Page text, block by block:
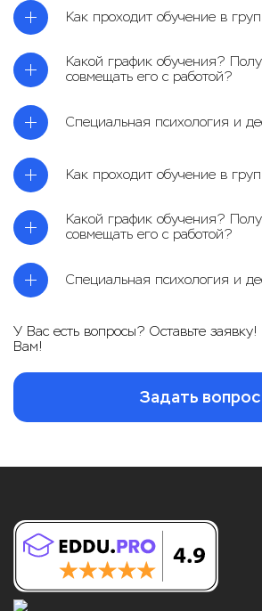
Как проходит обучение в
Какой график обучения?
совмещать его с работой?
Специальная психология и
Как проходит обучение в
Какой график обучения?
совмещать его с работой?
Специальная психология и
У Вас есть вопросы? Оставьте
Вам!
Задать вопрос